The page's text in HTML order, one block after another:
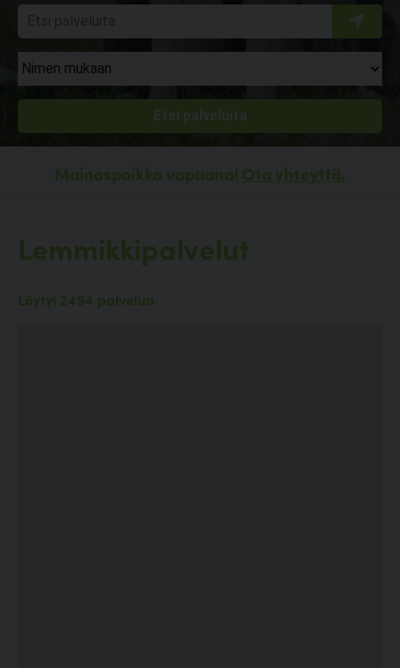
Mainospaikka vapaana! Ota yhteyttä.
Lemmikkipalvelut
Löytyi 2494 palvelua